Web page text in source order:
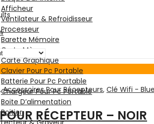
Afficheur
Ventilateur & Refroidisseur
Processeur
Barette Mémoire
Carte Mère
Carte Graphique
Clavier Pour Pc Portable
Batterie Pour Pc Portable
Chargeur Pour Pc Portable
Boite D’alimentation
Boitier
,Accessoires Pour Récepteurs, Clé Wifi -
RÉCEPTEUR – NOIR